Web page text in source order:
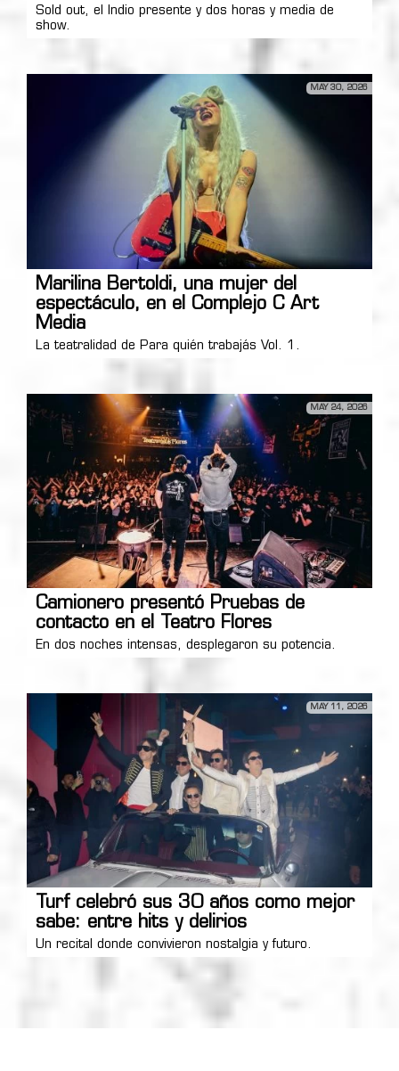
Sold out, el Indio presente y dos horas y media de
show.
MAY 30, 2026
Marilina Bertoldi, una mujer del
espectáculo, en el Complejo C Art
Media
La teatralidad de Para quién trabajás Vol. 1.
MAY 24, 2026
Camionero presentó Pruebas de
contacto en el Teatro Flores
En dos noches intensas, desplegaron su potencia.
MAY 11, 2026
Turf celebró sus 30 años como mejor
sabe: entre hits y delirios
Un recital donde convivieron nostalgia y futuro.